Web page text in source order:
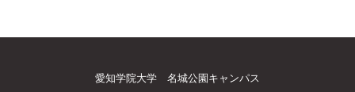
愛知学院大学 名城公園キャンパス